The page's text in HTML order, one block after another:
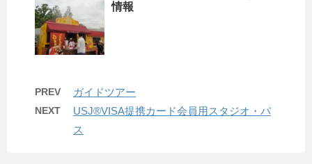
情報
PREV ガイドツアー
NEXT
USJ®VISA提携カード会員用スタジオ・パ
ス